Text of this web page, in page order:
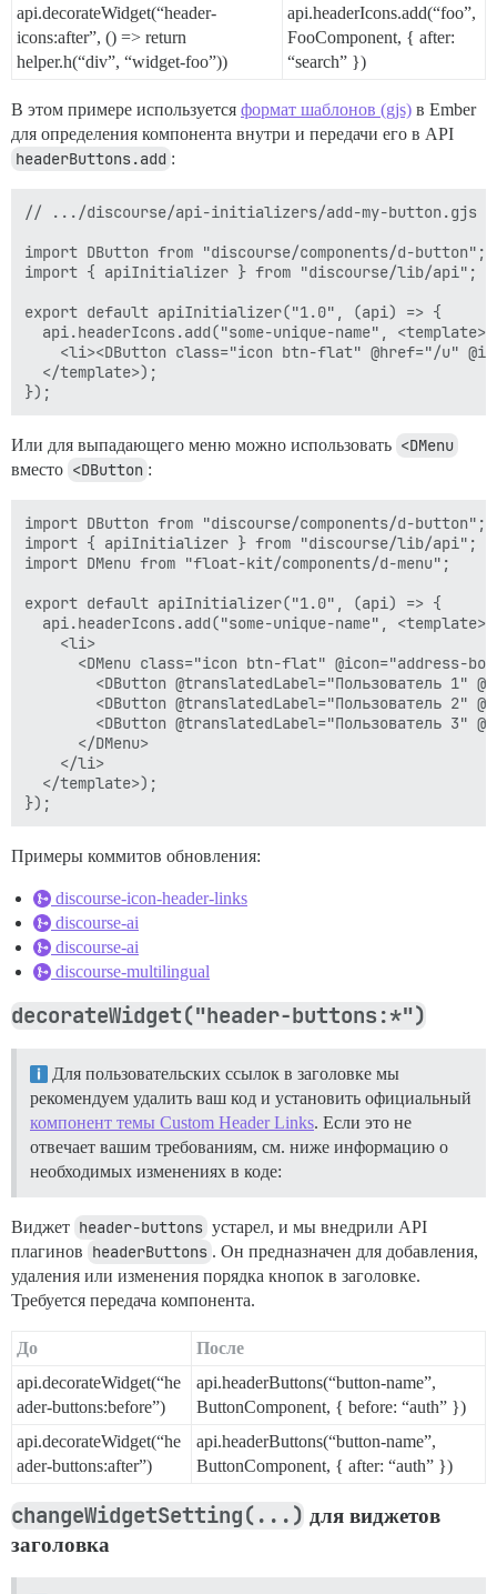
api.decorateWidget(“header-
icons:after”, () => return
helper.h(“div”, “widget-foo”))
api.headerIcons.add(“foo”,
FooComponent, { after:
“search” })
В этом примере используется формат шаблонов (gjs) в Ember
для определения компонента внутри и передачи его в API
headerButtons.add :
// .../discourse/api-initializers/add-my-button.gjs
import DButton from "discourse/components/d-button";
import { apiInitializer } from "discourse/lib/api";
export default apiInitializer("1.0", (api) => {
  api.headerIcons.add("some-unique-name", <template>
<li><DButton class="icon btn-flat" @href="/u"
  </template>);
Или для выпадающего меню можно использовать <DMenu
вместо <DButton :
import DButton from "discourse/components/d-button";
import { apiInitializer } from "discourse/lib/api";
import DMenu from "float-kit/components/d-menu";
export default apiInitializer("1.0", (api) => {
  api.headerIcons.add("some-unique-name", <template>
    <li>
<DMenu class="icon btn-flat" @icon="address-
<DButton @translatedLabel="Пользователь 1"
<DButton @translatedLabel="Пользователь 2"
<DButton @translatedLabel="Пользователь 3"
      </DMenu>
    </li>
  </template>);
Примеры коммитов обновления:
discourse-icon-header-links
discourse-ai
discourse-ai
discourse-multilingual
decorateWidget("header-buttons:*")
Для пользовательских ссылок в заголовке мы
рекомендуем удалить ваш код и установить официальный
компонент темы Custom Header Links. Если это не
отвечает вашим требованиям, см. ниже информацию о
необходимых изменениях в коде:
Виджет header-buttons устарел, и мы внедрили API
плагинов headerButtons . Он предназначен для добавления,
удаления или изменения порядка кнопок в заголовке.
Требуется передача компонента.
До
После
api.decorateWidget(“he
ader-buttons:before”)
api.headerButtons(“button-name”,
ButtonComponent, { before: “auth” })
api.decorateWidget(“he
ader-buttons:after”)
api.headerButtons(“button-name”,
ButtonComponent, { after: “auth” })
changeWidgetSetting(...) для виджетов
заголовка